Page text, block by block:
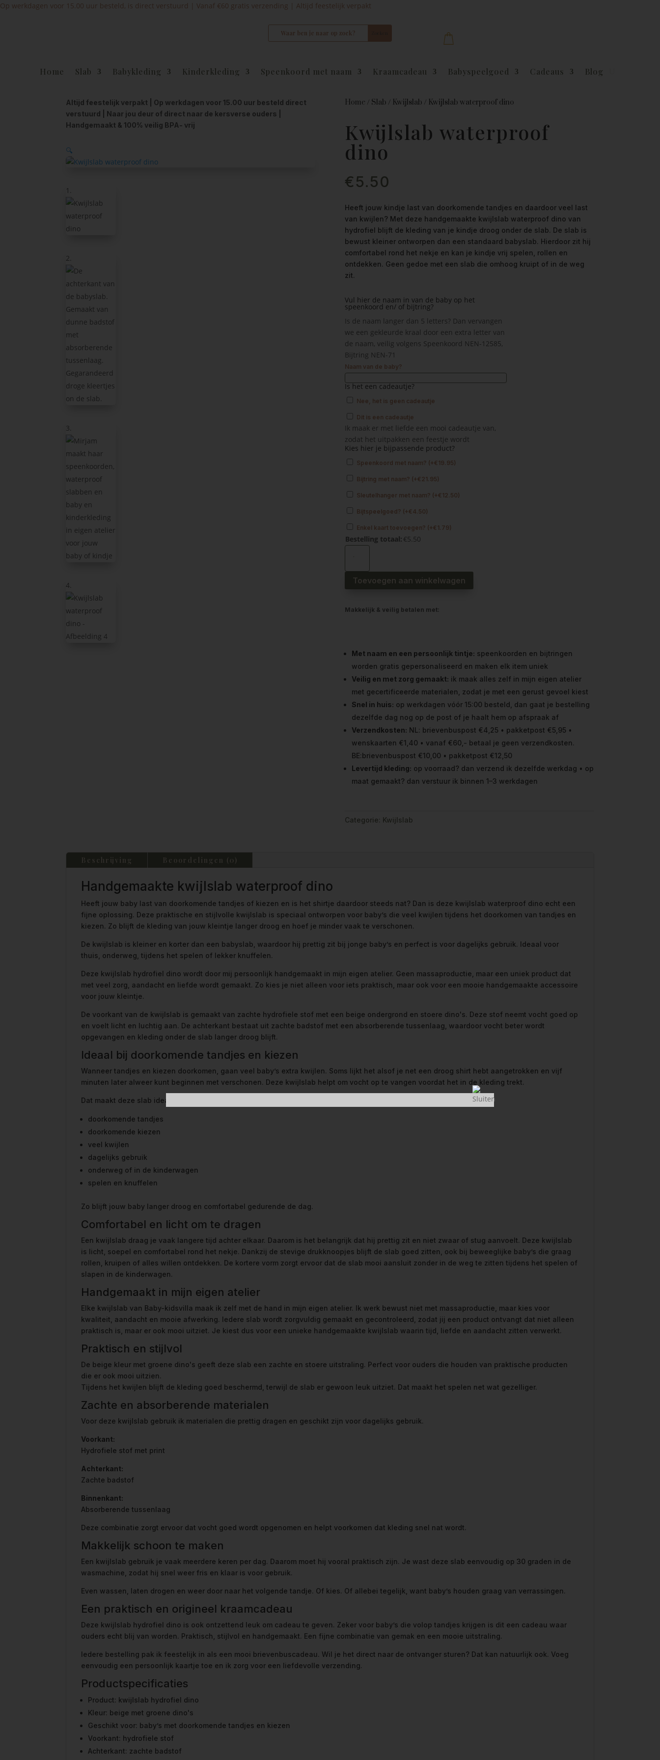
Op werkdagen voor 15.00 uur besteld, is direct verstuurd | Vanaf €60 gratis verzending | Altijd feestelijk verpakt
Home Slab Babykleding Kinderkleding Speenkoord met naam Kraamcadeau Babyspeelgoed Cadeaus Blog
Altijd feestelijk verpakt | Op werkdagen voor 15.00 uur besteld direct
verstuurd | Naar jou deur of direct naar de kersverse ouders |
Handgemaakt & 100% veilig BPA- vrij
🔍
Home / Slab / Kwijlslab / Kwijlslab waterproof dino
Kwijlslab waterproof
dino
€5.50
Heeft jouw kindje last van doorkomende tandjes en daardoor veel last
van kwijlen? Met deze handgemaakte kwijlslab waterproof dino van
hydrofiel blijft de kleding van je kindje droog onder de slab. De slab is
bewust kleiner ontworpen dan een standaard babyslab. Hierdoor zit hij
comfortabel rond het nekje en kan je kindje vrij spelen, rollen en
ontdekken. Geen gedoe met een slab die omhoog kruipt of in de weg
zit.
Vul hier de naam in van de baby op het
speenkoord en/ of bijtring?
Is de naam langer dan 5 letters? Dan vervangen
we een gekleurde kraal door een extra letter van
de naam, veilig volgens Speenkoord NEN-12585,
Bijtring NEN-71
Naam van de baby?
Is het een cadeautje?
Nee, het is geen cadeautje
Dit is een cadeautje
Ik maak er met liefde een mooi cadeautje van,
zodat het uitpakken een feestje wordt
Kies hier je bijpassende product?
Speenkoord met naam? ( +€ 19.95)
Bijtring met naam? ( +€ 21.95)
Sleutelhanger met naam? ( +€ 12.50)
Bijtspeelgoed? ( +€ 4.50)
Enkel kaart toevoegen? ( +€ 1.79)
Bestelling totaal: €5.50
Kwijlslab
dino
Toevoegen aan winkelwagen
Makkelijk & veilig betalen met:
Met naam en een persoonlijk tintje: speenkoorden en bijtringen
worden gratis gepersonaliseerd en maken elk item uniek
Veilig en met zorg gemaakt: ik maak alles zelf in mijn eigen atelier
met gecertificeerde materialen, zodat je met een gerust gevoel kiest
Snel in huis: op werkdagen vóór 15:00 besteld, dan gaat je bestelling
dezelfde dag nog op de post of je haalt hem op afspraak af
Verzendkosten: NL: brievenbuspost €4,25 • pakketpost €5,95 •
wenskaarten €1,40 • vanaf €60,- betaal je geen verzendkosten.
BE:brievenbuspost €10,00 • pakketpost €12,50
Levertijd kleding: op voorraad? dan verzend ik dezelfde werkdag • op
maat gemaakt? dan verstuur ik binnen 1–3 werkdagen
Categorie: Kwijlslab
Beschrijving Beoordelingen (0)
Handgemaakte kwijlslab waterproof dino
Heeft jouw baby last van doorkomende tandjes of kiezen en is het shirtje daardoor steeds nat? Dan is deze kwijlslab waterproof dino echt een
fijne oplossing. Deze praktische en stijlvolle kwijlslab is speciaal ontworpen voor baby’s die veel kwijlen tijdens het doorkomen van tandjes en
kiezen. Zo blijft de kleding van jouw kleintje langer droog en hoef je minder vaak te verschonen.
De kwijlslab is kleiner en korter dan een babyslab, waardoor hij prettig zit bij jonge baby’s en perfect is voor dagelijks gebruik. Ideaal voor
thuis, onderweg, tijdens het spelen of lekker knuffelen.
Deze kwijlslab hydrofiel dino wordt door mij persoonlijk handgemaakt in mijn eigen atelier. Geen massaproductie, maar een uniek product dat
met veel zorg, aandacht en liefde wordt gemaakt. Zo kies je niet alleen voor iets praktisch, maar ook voor een mooie handgemaakte accessoire
voor jouw kleintje.
De voorkant van de kwijlslab is gemaakt van zachte hydrofiele stof met een beige ondergrond en stoere dino's. Deze stof neemt vocht goed op
en voelt licht en luchtig aan. De achterkant bestaat uit zachte badstof met een absorberende tussenlaag, waardoor vocht beter wordt
opgevangen en kleding onder de slab langer droog blijft.
Ideaal bij doorkomende tandjes en kiezen
Wanneer tandjes en kiezen doorkomen, gaan veel baby’s extra kwijlen. Soms lijkt het alsof je net een droog shirt hebt aangetrokken en vijf
minuten later alweer kunt beginnen met verschonen. Deze kwijlslab helpt om vocht op te vangen voordat het in de kleding trekt.
Dat maakt deze slab ideaal voor:
doorkomende tandjes
doorkomende kiezen
veel kwijlen
dagelijks gebruik
onderweg of in de kinderwagen
spelen en knuffelen
Zo blijft jouw baby langer droog en comfortabel gedurende de dag.
Comfortabel en licht om te dragen
Een kwijlslab draag je vaak langere tijd achter elkaar. Daarom is het belangrijk dat hij prettig zit en niet zwaar of stug aanvoelt. Deze kwijlslab
is licht, soepel en comfortabel rond het nekje. Dankzij de stevige drukknoopjes blijft de slab goed zitten, ook bij beweeglijke baby’s die graag
rollen, kruipen of alles willen ontdekken. De kortere vorm zorgt ervoor dat de slab mooi aansluit zonder in de weg te zitten tijdens het spelen of
slapen in de kinderwagen.
Handgemaakt in mijn eigen atelier
Elke kwijlslab van Baby-kidsvilla maak ik zelf met de hand in mijn eigen atelier. Ik werk bewust niet met massaproductie, maar kies voor
kwaliteit, aandacht en mooie afwerking. Iedere slab wordt zorgvuldig gemaakt en gecontroleerd, zodat jij een product ontvangt dat niet alleen
praktisch is, maar er ook mooi uitziet. Je kiest dus voor een unieke handgemaakte kwijlslab waarin tijd, liefde en aandacht zitten verwerkt.
Praktisch en stijlvol
De beige kleur met groene dino's geeft deze slab een zachte en stoere uitstraling. Perfect voor ouders die houden van praktische producten
die er ook mooi uitzien.
Tijdens het kwijlen blijft de kleding goed beschermd, terwijl de slab er gewoon leuk uitziet. Dat maakt het spelen net wat gezelliger.
Zachte en absorberende materialen
Voor deze kwijlslab gebruik ik materialen die prettig dragen en geschikt zijn voor dagelijks gebruik.
Voorkant:
Hydrofiele stof met print
Achterkant:
Zachte badstof
Binnenkant:
Absorberende tussenlaag
Deze combinatie zorgt ervoor dat vocht goed wordt opgenomen en helpt voorkomen dat kleding snel nat wordt.
Makkelijk schoon te maken
Een kwijlslab gebruik je vaak meerdere keren per dag. Daarom moet hij vooral praktisch zijn. Je wast deze slab eenvoudig op 30 graden in de
wasmachine, zodat hij snel weer fris en klaar is voor gebruik.
Even wassen, laten drogen en weer door naar het volgende tandje. Of kies. Of allebei tegelijk, want baby’s houden graag van verrassingen.
Een praktisch en origineel kraamcadeau
Deze kwijlslab hydrofiel dino is ook ontzettend leuk om cadeau te geven. Zeker voor baby’s die volop tandjes krijgen is dit een cadeau waar
ouders echt blij van worden. Praktisch, stijlvol en handgemaakt. Een fijne combinatie van gemak en een mooie uitstraling.
Iedere bestelling pak ik feestelijk in als een mooi brievenbuscadeau. Wil je het direct naar de ontvanger sturen? Dat kan natuurlijk ook. Voeg
eenvoudig een persoonlijk kaartje toe en ik zorg voor een liefdevolle verzending.
Productspecificaties
Product: kwijlslab hydrofiel dino
Kleur: beige met groene dino's
Geschikt voor: baby’s met doorkomende tandjes en kiezen
Voorkant: hydrofiele stof
Achterkant: zachte badstof